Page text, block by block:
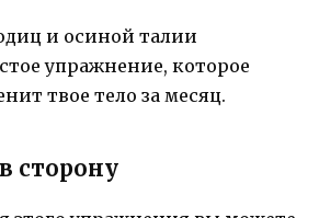
и осиной талии
упражнение, которое
твое тело за месяц.
сторону